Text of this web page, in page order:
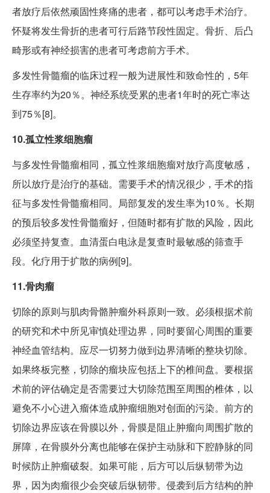
者放疗后依然顽固性疼痛的患者，都可以考虑手术治疗。
怀疑将发生骨折的患者可行后路节段性固定。骨折、后凸
畸形或有神经损害的患者可考虑前方手术。
多发性骨髓瘤的临床过程一般为进展性和致命性的，5年
生存率约为20％。神经系统受累的患者1年时的死亡率达
到75％[8]。
10.孤立性浆细胞瘤
与多发性骨髓瘤相同，孤立性浆细胞瘤对放疗高度敏感，
所以放疗是治疗的基础。需要手术的情况很少，手术的指
征与多发性骨髓瘤相同。局部复发的发生率为10％。长期
的预后较多发性骨髓瘤好，但随时都有扩散的风险，因此
必须坚持复查。血清蛋白电泳是复查时最敏感的筛查手
段。化疗用于扩散的病例[9]。
11.骨肉瘤
切除的原则与肌肉骨骼肿瘤外科原则一致。必须根据术前
的研究和术中所见审慎处理边界，同时要留心周围的重要
神经血管结构。应尽一切努力做到边界清晰的整块切除。
如果终板完整，切除的瘤块应包括上下的椎间盘。要根据
术前的评估确定是否需要过大切除范围至周围的椎体，以
避免不小心进入瘤体造成肿瘤细胞对创面的污染。前方的
切除边界应该在骨膜以外，骨膜是阻止肿瘤向周围扩散的
屏障，在骨膜外分离也能够在保护主动脉和下腔静脉的同
时候防止肿瘤破裂。如果可能，后方可以后纵韧带为边
界，因为肉瘤很少会突破后纵韧带。侵袭到后方结构的肿